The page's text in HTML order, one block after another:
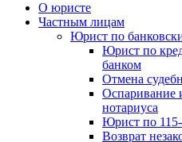
О юристе
Частным лицам
Юрист по
Юрист по
банком
Отмена
Оспаривание
нотариуса
Юрист по 115-
Возврат